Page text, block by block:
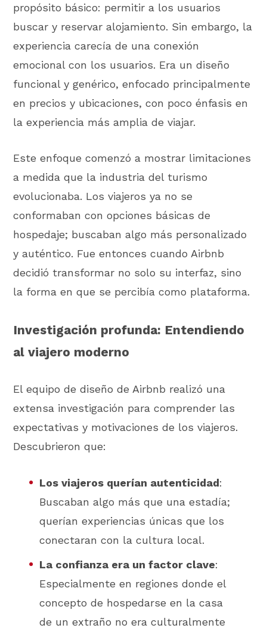
propósito básico: permitir a los usuarios
buscar y reservar alojamiento. Sin embargo, la
experiencia carecía de una conexión
emocional con los usuarios. Era un diseño
funcional y genérico, enfocado principalmente
en precios y ubicaciones, con poco énfasis en
la experiencia más amplia de viajar.
Este enfoque comenzó a mostrar limitaciones
a medida que la industria del turismo
evolucionaba. Los viajeros ya no se
conformaban con opciones básicas de
hospedaje; buscaban algo más personalizado
y auténtico. Fue entonces cuando Airbnb
decidió transformar no solo su interfaz, sino
la forma en que se percibía como plataforma.
Investigación profunda: Entendiendo
al viajero moderno
El equipo de diseño de Airbnb realizó una
extensa investigación para comprender las
expectativas y motivaciones de los viajeros.
Descubrieron que:
Los viajeros querían autenticidad:
Buscaban algo más que una estadía;
querían experiencias únicas que los
conectaran con la cultura local.
La confianza era un factor clave:
Especialmente en regiones donde el
concepto de hospedarse en la casa
de un extraño no era culturalmente